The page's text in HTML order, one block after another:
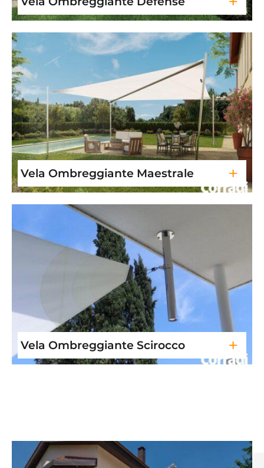
Vela Ombreggiante Maestrale +
Vela Ombreggiante Scirocco +